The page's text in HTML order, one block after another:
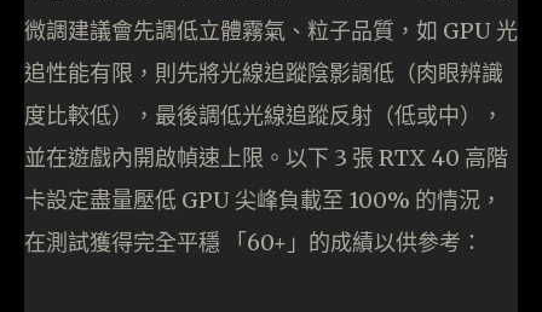
微調建議會先調低立體霧氣、粒子品質，如 GPU 光
追性能有限，則先將光線追蹤陰影調低（肉眼辨識
度比較低），最後調低光線追蹤反射（低或中），
並在遊戲內開啟幀速上限。以下 3 張 RTX 40 高階
卡設定盡量壓低 GPU 尖峰負載至 100% 的情況，
在測試獲得完全平穩 「60+」的成績以供參考：